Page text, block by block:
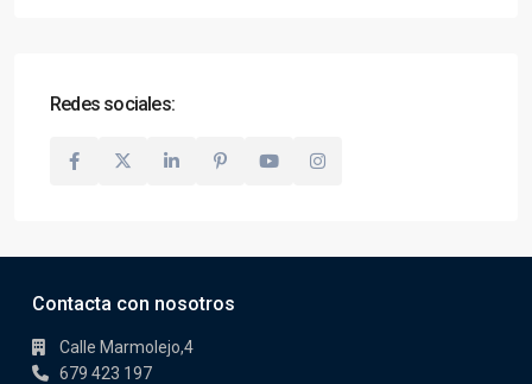
Redes sociales:
Contacta con nosotros
Calle Marmolejo,4
679 423 197